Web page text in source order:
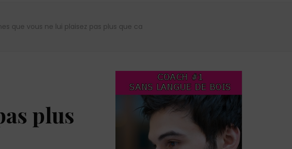
que vous ne lui plaisez pas plus que ca
plus